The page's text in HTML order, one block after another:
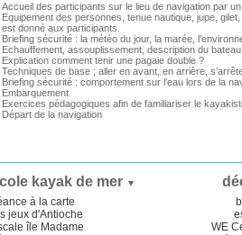
Accueil des participants sur le lieu de navigation par un
Equipement des personnes, tenue nautique, jupe,
est donné aux participants.
Briefing sécurité : la météo du jour, la marée,
Echauffement, assouplissement, description du bateau
Explication comment tenir une pagaie double ?
Techniques de base ; aller en avant, en arrière,
Briefing sécurité : comportement sur l’eau lors de la
Embarquement
Exercices pédagogiques afin de familiariser le
Départ de la navigation
kayak de mer ▼
à la carte
jeux d'Antioche
île Madame
WE